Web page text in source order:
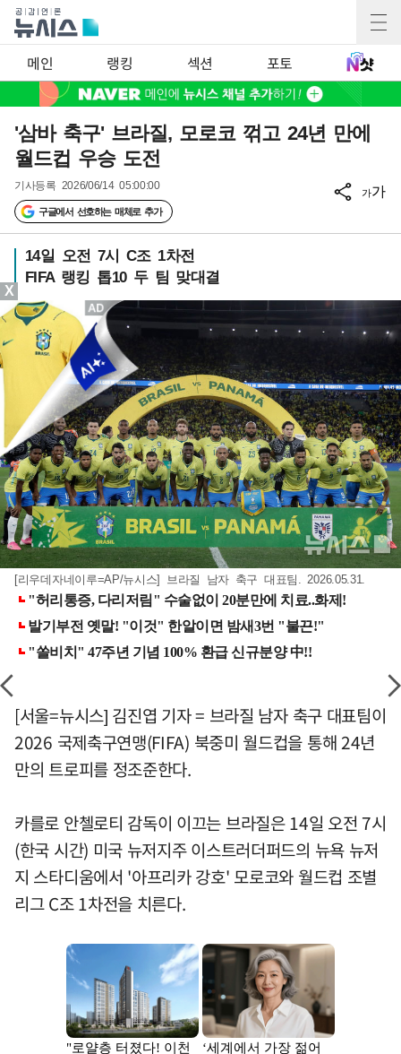
메인 랭킹 섹션 포토
'삼바 축구' 브라질, 모로코 꺾고 24년 만에
월드컵 우승 도전
기사등록 2026/06/14 05:00:00
구글에서 선호하는 매체로 추가
가가
14일 오전 7시 C조 1차전
FIFA 랭킹 톱10 두 팀 맞대결
[리우데자네이루=AP/뉴시스] 브라질 남자 축구 대표팀. 2026.05.31.
[서울=뉴시스] 김진엽 기자 = 브라질 남자 축구 대표팀이
2026 국제축구연맹(FIFA) 북중미 월드컵을 통해 24년
만의 트로피를 정조준한다.
카를로 안첼로티 감독이 이끄는 브라질은 14일 오전 7시
(한국 시간) 미국 뉴저지주 이스트러더퍼드의 뉴욕 뉴저
지 스타디움에서 '아프리카 강호' 모로코와 월드컵 조별
리그 C조 1차전을 치른다.
X